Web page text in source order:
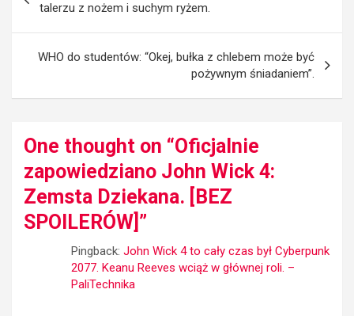
talerzu z nożem i suchym ryżem.
WHO do studentów: “Okej, bułka z chlebem może być
pożywnym śniadaniem”.
One thought on “Oficjalnie
zapowiedziano John Wick 4:
Zemsta Dziekana. [BEZ
SPOILERÓW] ”
Pingback: John Wick 4 to cały czas był Cyberpunk
2077. Keanu Reeves wciąż w głównej roli. –
PaliTechnika